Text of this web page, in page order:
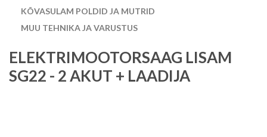
KÕVASULAM POLDID JA MUTRID
MUU TEHNIKA JA VARUSTUS
ELEKTRIMOOTORSAAG LISAM
SG22 - 2 AKUT + LAADIJA